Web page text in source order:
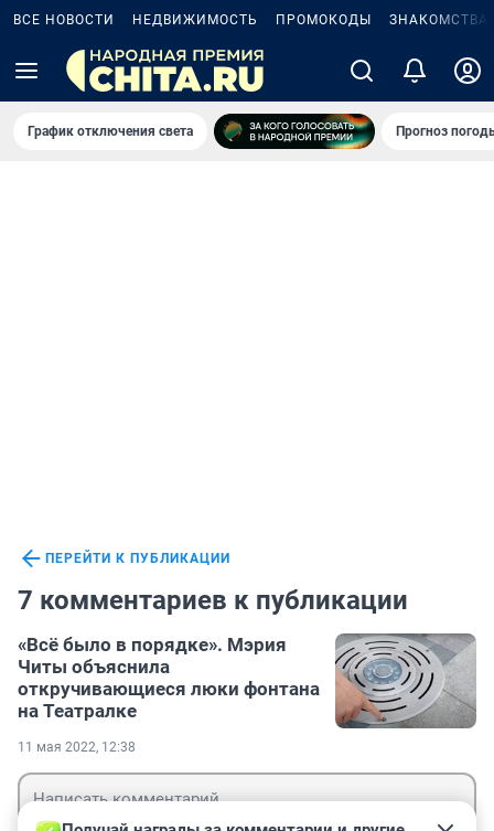
ВСЕ НОВОСТИ НЕДВИЖИМОСТЬ ПРОМОКОДЫ ЗНАКОМСТВА
График отключения света Прогноз
ПЕРЕЙТИ К ПУБЛИКАЦИИ
7 комментариев к публикации
«Всё было в порядке». Мэрия
Читы объяснила
откручивающиеся люки фонтана
на Театралке
11 мая 2022, 12:38